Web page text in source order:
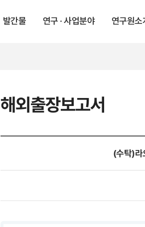
발간물 연구 · 사업분야 연구원소
해외출장보고서
(수탁)라